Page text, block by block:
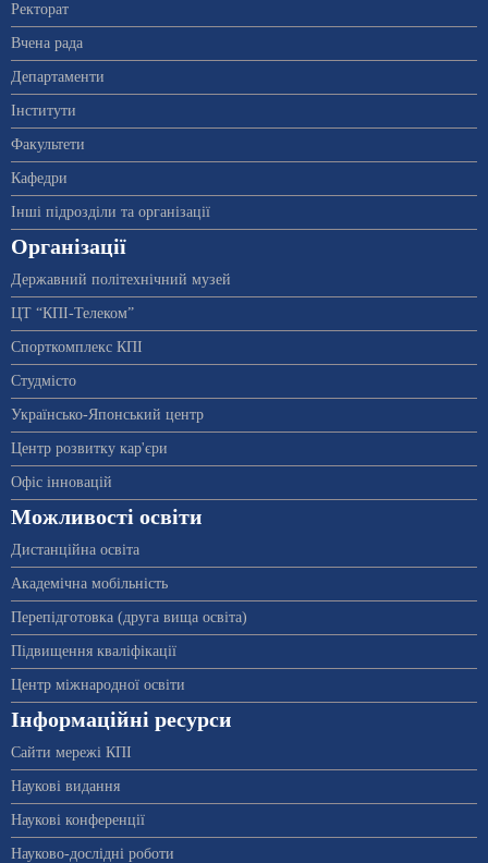
Ректорат
Вчена рада
Департаменти
Інститути
Факультети
Кафедри
Інші підрозділи та організації
Організації
Державний політехнічний музей
ЦТ “КПІ-Телеком”
Спорткомплекс КПІ
Студмісто
Українсько-Японський центр
Центр розвитку кар'єри
Офіс інновацій
Можливості освіти
Дистанційна освіта
Академічна мобільність
Перепідготовка (друга вища освіта)
Підвищення кваліфікації
Центр міжнародної освіти
Інформаційні ресурси
Сайти мережі КПІ
Наукові видання
Наукові конференції
Науково-дослідні роботи